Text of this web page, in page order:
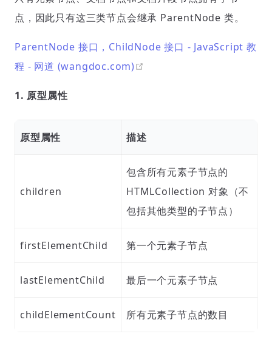
点，因此只有这三类节点会继承 ParentNode 类。
ParentNode 接口，ChildNode 接口 - JavaScript 教
程 - 网道 (wangdoc.com)
1. 原型属性
原型属性 描述
children
包含所有元素子节点的
HTMLCollection 对象（不
包括其他类型的子节点）
firstElementChild 第一个元素子节点
lastElementChild 最后一个元素子节点
childElementCount 所有元素子节点的数目